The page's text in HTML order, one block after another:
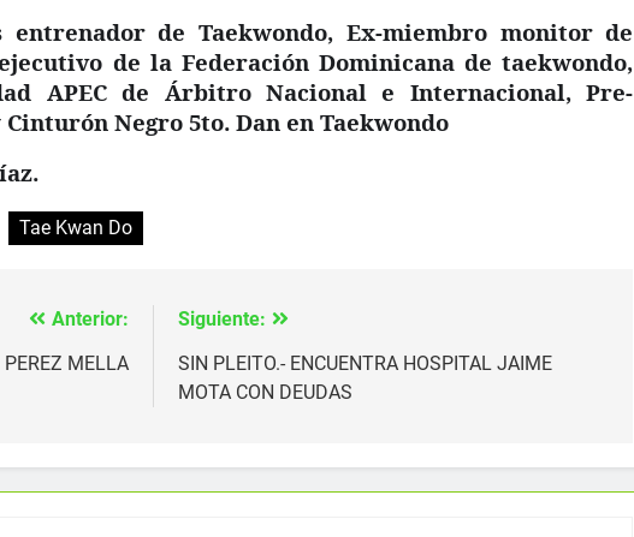
de Taekwondo, Ex-miembro monitor de
de la Federación Dominicana de taekwondo,
APEC de Árbitro Nacional e Internacional, Pre-
Negro 5to. Dan en Taekwondo
Tae Kwan Do
Anterior:
MELLA
Siguiente:
SIN PLEITO.- ENCUENTRA HOSPITAL JAIME
MOTA CON DEUDAS